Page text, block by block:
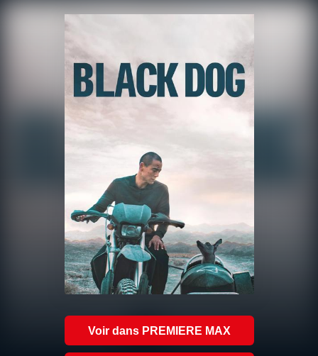
Voir dans PREMIERE MAX